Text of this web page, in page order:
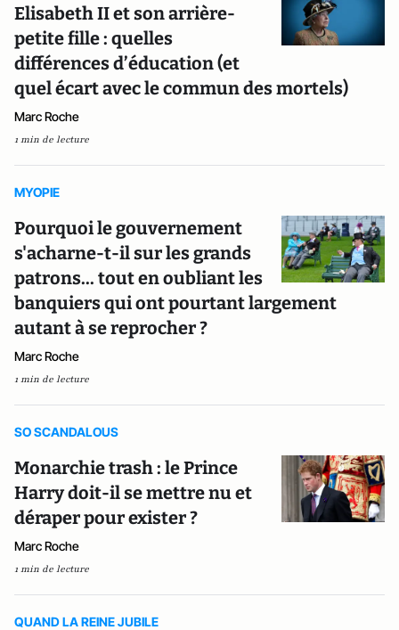
Elisabeth II et son arrière-
petite fille : quelles
différences d’éducation (et
quel écart avec le commun des mortels)
Marc Roche
1 min de lecture
MYOPIE
Pourquoi le gouvernement
s'acharne-t-il sur les grands
patrons... tout en oubliant les
banquiers qui ont pourtant largement
autant à se reprocher ?
Marc Roche
1 min de lecture
SO SCANDALOUS
Monarchie trash : le Prince
Harry doit-il se mettre nu et
déraper pour exister ?
Marc Roche
1 min de lecture
QUAND LA REINE JUBILE